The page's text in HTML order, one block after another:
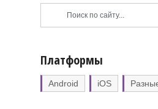
Платформы
Android iOS